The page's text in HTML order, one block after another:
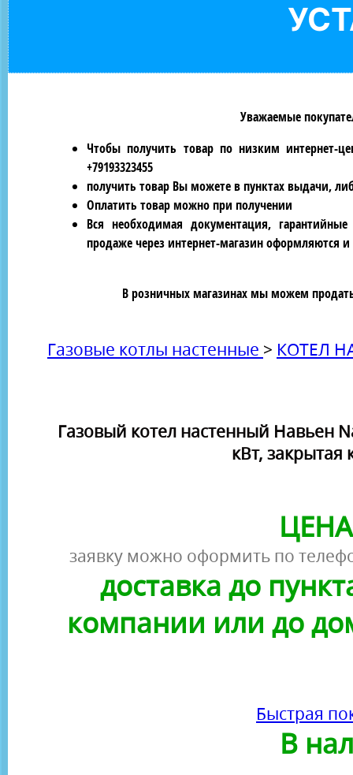
Уважаемые
Чтобы получить товар по низким интернет-
+79193323455
получить товар Вы можете в пунктах выдачи,
Оплатить товар можно при получении
Вся необходимая документация,
продаже через интернет-магазин оформляются
В розничных магазинах мы можем
Газовые котлы настенные > КОТЕЛ
Газовый котел настенный Навьен
кВт, закрытая
заявку можно оформить по
доставка до
компании или до
Быстрая
В